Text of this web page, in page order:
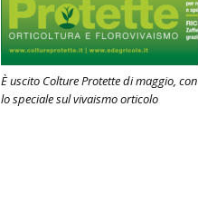
È uscito Colture Protette di maggio, con
lo speciale sul vivaismo orticolo